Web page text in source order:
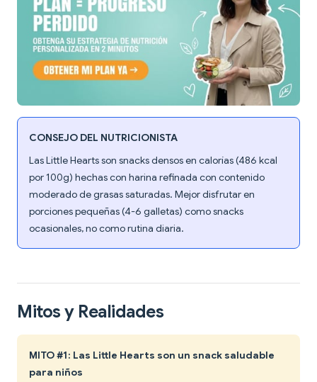
CONSEJO DEL NUTRICIONISTA
Las Little Hearts son snacks densos en calorías (486 kcal
por 100g) hechas con harina refinada con contenido
moderado de grasas saturadas. Mejor disfrutar en
porciones pequeñas (4-6 galletas) como snacks
ocasionales, no como rutina diaria.
Mitos y Realidades
MITO #1: Las Little Hearts son un snack saludable
para niños